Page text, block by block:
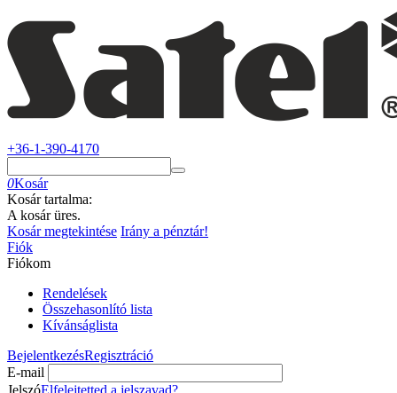
+36-1-390-4170
0Kosár
Kosár tartalma:
A kosár üres.
Kosár megtekintése Irány a pénztár!
Fiók
Fiókom
Rendelések
Összehasonlító lista
Kívánságlista
BejelentkezésRegisztráció
E-mail
JelszóElfelejtetted a jelszavad?